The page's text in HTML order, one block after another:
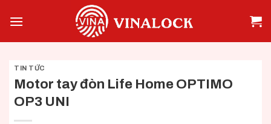
TIN TỨC
Motor tay đòn Life Home OPTIMO
OP3 UNI